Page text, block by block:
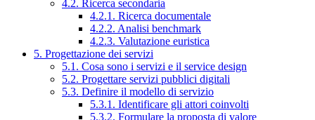
4.2. Ricerca secondaria
4.2.1. Ricerca documentale
4.2.2. Analisi benchmark
4.2.3. Valutazione euristica
5. Progettazione dei servizi
5.1. Cosa sono i servizi e il service design
5.2. Progettare servizi pubblici digitali
5.3. Definire il modello di servizio
5.3.1. Identificare gli attori coinvolti
5.3.2. Formulare la proposta di valore